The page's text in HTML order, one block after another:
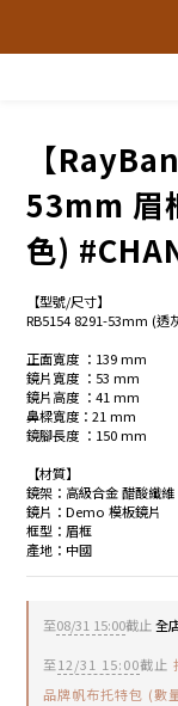
【
53mm 眉
色)
【型號/尺寸】
RB5154 8291-53mm (透
正面寬度 ：139 mm
鏡片寬度 ：53 mm
鏡片高度 ：41 mm
鼻樑寬度：21 mm
鏡腳長度 ：150 mm
【材質】
鏡架：高級合金 醋酸纖維
鏡片：Demo 模板鏡片
框型：眉框
產地：中國
至08/31 15:00截止全
至12/31 15:00截止
品牌帆布托特包 (數